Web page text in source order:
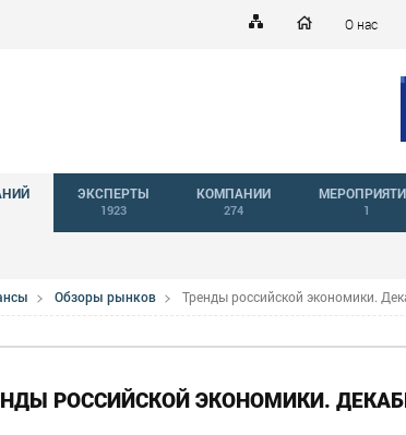
О нас
ЭКСПЕРТЫ
1923
КОМПАНИИ
274 1
Обзоры рынков Тренды российской экономики.
РОССИЙСКОЙ ЭКОНОМИКИ.